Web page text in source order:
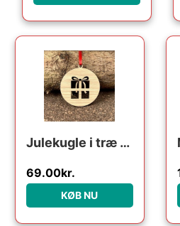
Julekugle i træ – Julegave
69.00kr.
KØB NU